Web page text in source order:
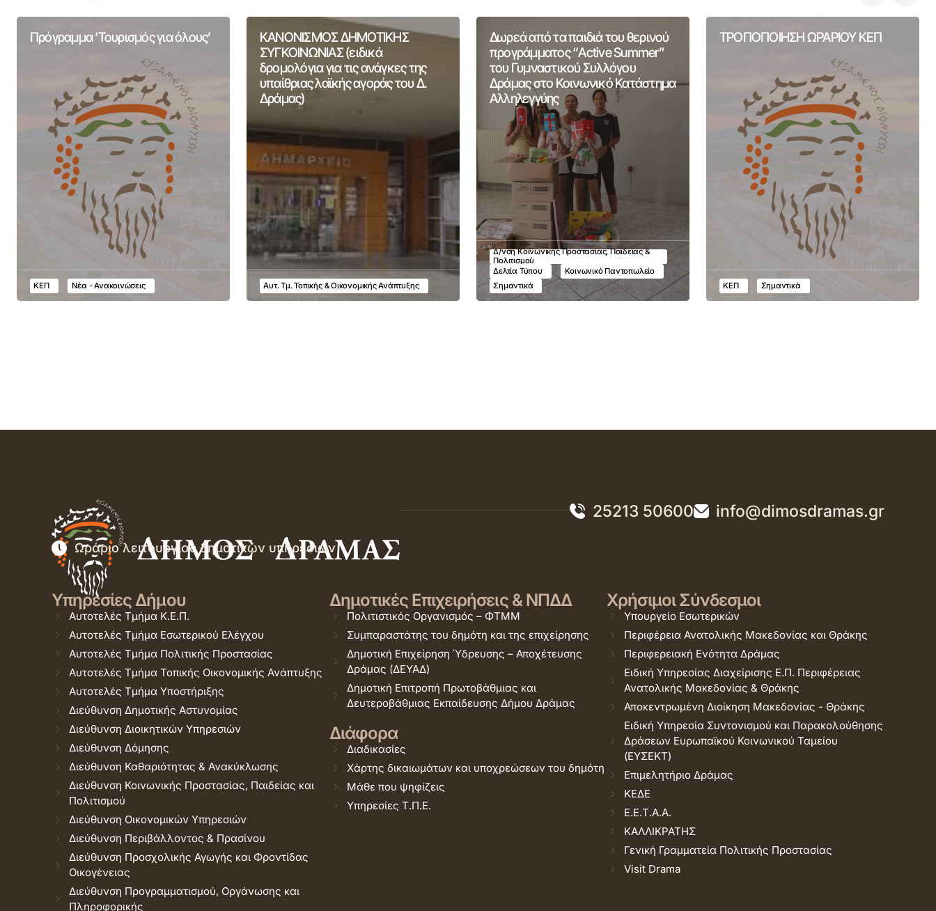
Πρόγραμμα ‘Τουρισμός για όλους’
ΚΕΠ Νέα - Ανακοινώσεις
ΚΑΝΟΝΙΣΜΟΣ ΔΗΜΟΤΙΚΗΣ
ΣΥΓΚΟΙΝΩΝΙΑΣ (ειδικά
δρομολόγια για τις ανάγκες της
υπαίθριας λαϊκής αγοράς του Δ.
Δράμας)
Αυτ. Τμ. Τοπικής & Οικονομικής Ανάπτυξης
Δωρεά από τα παιδιά του θερινού
προγράμματος “Active Summer”
του Γυμναστικού Συλλόγου
Δράμας στο Κοινωνικό Κατάστημα
Αλληλεγγύης
Δ/νση Κοινωνικής Προστασίας, Παιδείας &
Πολιτισμού
Δελτία Τύπου
Κοινωνικό Παντοπωλείο
Σημαντικά
ΤΡΟΠΟΠΟΙΗΣΗ ΩΡΑΡΙΟΥ ΚΕΠ
ΚΕΠ Σημαντικά
25213 50600 info@dimosdramas.gr
Ωράριο λειτουργίας δημοτικών υπηρεσιών
Υπηρεσίες Δήμου
Αυτοτελές Τμήμα Κ.Ε.Π.
Αυτοτελές Τμήμα Εσωτερικού Ελέγχου
Αυτοτελές Τμήμα Πολιτικής Προστασίας
Αυτοτελές Τμήμα Τοπικής Οικονομικής Ανάπτυξης
Αυτοτελές Τμήμα Υποστήριξης
Διεύθυνση Δημοτικής Αστυνομίας
Διεύθυνση Διοικητικών Υπηρεσιών
Διεύθυνση Δόμησης
Διεύθυνση Καθαριότητας & Ανακύκλωσης
Διεύθυνση Κοινωνικής Προστασίας, Παιδείας και
Πολιτισμού
Διεύθυνση Οικονομικών Υπηρεσιών
Διεύθυνση Περιβάλλοντος & Πρασίνου
Διεύθυνση Προσχολικής Αγωγής και Φροντίδας
Οικογένειας
Διεύθυνση Προγραμματισμού, Οργάνωσης και
Πληροφορικής
Δημοτικές Επιχειρήσεις & ΝΠΔΔ
Πολιτιστικός Οργανισμός – ΦΤΜΜ
Συμπαραστάτης του δημότη και της επιχείρησης
Δημοτική Επιχείρηση Ύδρευσης – Αποχέτευσης
Δράμας (ΔΕΥΑΔ)
Δημοτική Επιτροπή Πρωτοβάθμιας και
Δευτεροβάθμιας Εκπαίδευσης Δήμου Δράμας
Διάφορα
Διαδικασίες
Χάρτης δικαιωμάτων και υποχρεώσεων του δημότη
Μάθε που ψηφίζεις
Υπηρεσίες Τ.Π.Ε.
Χρήσιμοι Σύνδεσμοι
Υπουργείο Εσωτερικών
Περιφέρεια Ανατολικής Μακεδονίας και Θράκης
Περιφερειακή Ενότητα Δράμας
Ειδική Υπηρεσίας Διαχείρισης Ε.Π. Περιφέρειας
Ανατολικής Μακεδονίας & Θράκης
Αποκεντρωμένη Διοίκηση Μακεδονίας - Θράκης
Ειδική Υπηρεσία Συντονισμού και Παρακολούθησης
Δράσεων Ευρωπαϊκού Κοινωνικού Ταμείου
(ΕΥΣΕΚΤ)
Επιμελητήριο Δράμας
ΚΕΔΕ
Ε.Ε.Τ.Α.Α.
ΚΑΛΛΙΚΡΑΤΗΣ
Γενική Γραμματεία Πολιτικής Προστασίας
Visit Drama